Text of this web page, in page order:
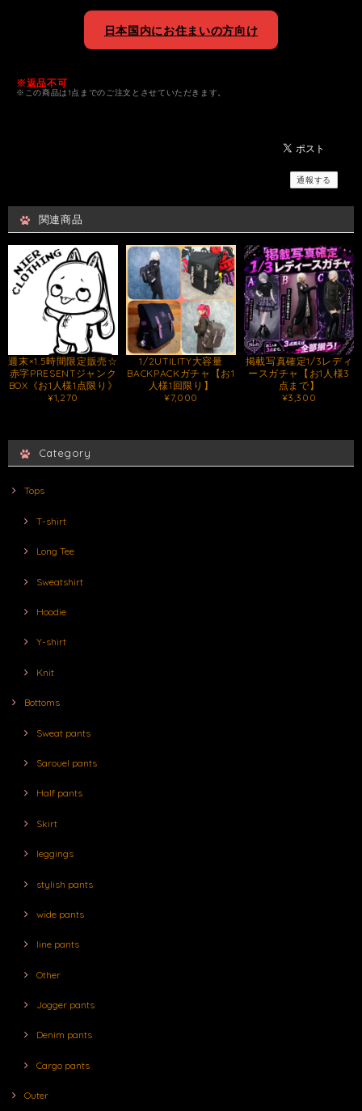
日本国内にお住まいの方向け
※返品不可
※この商品は1点までのご注文とさせていただきます。
通報する
関連商品
週末×1.5時間限定販売☆
赤字PRESENTジャンク
BOX《お1人様1点限り》
¥1,270
1/2UTILITY大容量
BACKPACKガチャ【お1
人様1回限り】
¥7,000
掲載写真確定1/3レディ
ースガチャ【お1人様3
点まで】
¥3,300
Category
Tops
T-shirt
Long Tee
Sweatshirt
Hoodie
Y-shirt
Knit
Bottoms
Sweat pants
Sarouel pants
Half pants
Skirt
leggings
stylish pants
wide pants
line pants
Other
Jogger pants
Denim pants
Cargo pants
Outer